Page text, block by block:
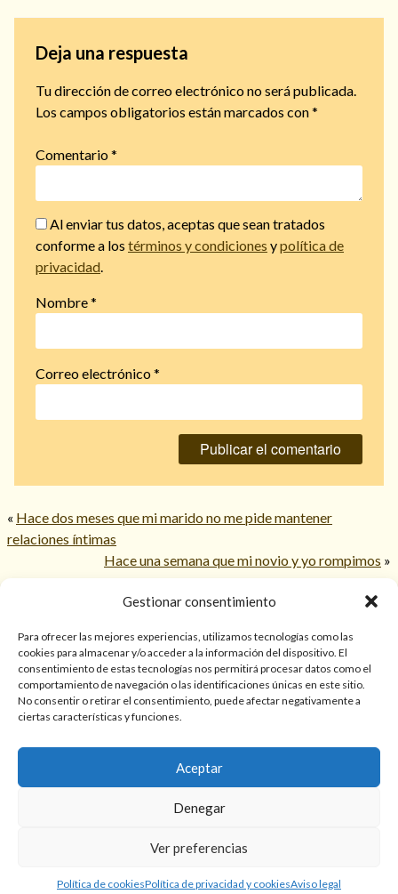
Gestionar consentimiento
Para ofrecer las mejores experiencias, utilizamos tecnologías como las
cookies para almacenar y/o acceder a la información del dispositivo. El
consentimiento de estas tecnologías nos permitirá procesar datos como el
comportamiento de navegación o las identificaciones únicas en este sitio.
No consentir o retirar el consentimiento, puede afectar negativamente a
ciertas características y funciones.
Aceptar
Denegar
Ver preferencias
Política de cookiesPolítica de privacidad y cookiesAviso legal
Deja una respuesta
Tu dirección de correo electrónico no será publicada.
Los campos obligatorios están marcados con*
Comentario*
Al enviar tus datos, aceptas que sean tratados
conforme a los términos y condiciones ypolítica de
privacidad
Nombre*
Correo electrónico*
« Hace dos meses que mi marido no me pide mantener
relaciones íntimas
Hace una semana que mi novio y yo rompimos »
Sólo para mayores de 18 años. Las lecturas de cartas, hechizos,
amarres, endulzamientos, videncias y predicciones tienen
finalidad de entretenimiento y/o ayuda personal. Estos
puede variar de una persona a otra.
Aviso legal